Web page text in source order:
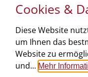
Cookies &
Diese Website
um Ihnen das
Website zu
und... Mehr